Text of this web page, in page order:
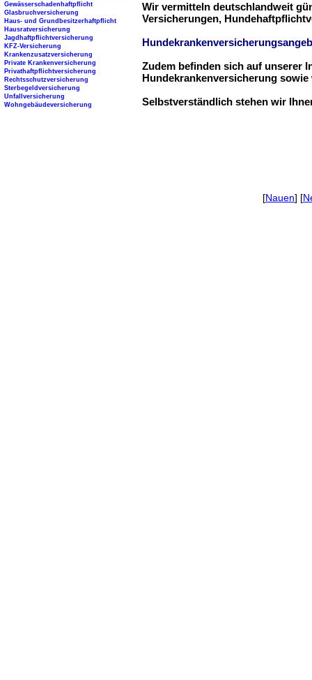
Wir vermitteln deutschlandweit
Versicherungen,
Zudem befinden sich auf unserer
Hundekrankenversicherung
Selbstverständlich stehen wir
Gewässerschadenhaftpflicht
Glasbruchversicherung
Haus- und Grundbesitzerhaftpflicht
Hausratversicherung
Jagdhaftpflichtversicherung
KFZ-Versicherung
Krankenzusatzversicherung
Private Krankenversicherung
Privathaftpflichtversicherung
Rechtsschutzversicherung
Sterbegeldversicherung
Unfallversicherung
Wohngebäudeversicherung
[Nauen] [